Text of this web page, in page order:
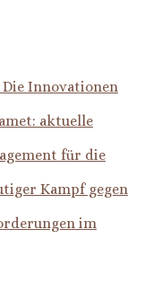
Innovationen
aktuelle
für die
Kampf gegen
im